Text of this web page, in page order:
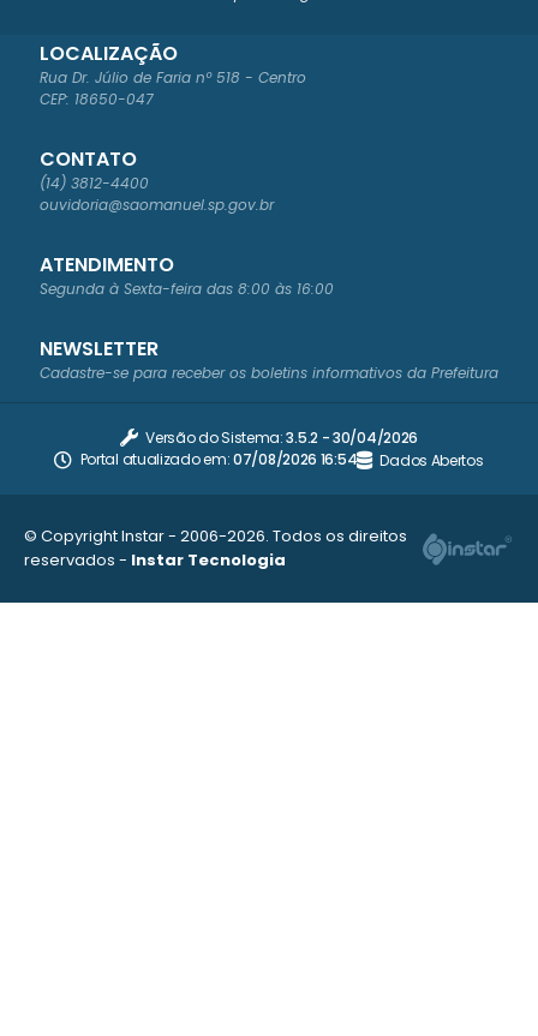
LOCALIZAÇÃO
Rua Dr. Júlio de Faria nº 518 - Centro
CEP: 18650-047
CONTATO
(14) 3812-4400
ouvidoria@saomanuel.sp.gov.br
ATENDIMENTO
Segunda à Sexta-feira das 8:00 às 16:00
NEWSLETTER
Cadastre-se para receber os boletins informativos da Prefeitura
Versão do Sistema:3.5.2 - 30/04/2026
Portal atualizado em:07/08/2026 16:54 Dados Abertos
© Copyright Instar - 2006-2026. Todos os direitos
reservados - Instar Tecnologia